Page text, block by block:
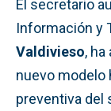
El secretario
Información y
Valdivieso,
nuevo modelo
preventiva del